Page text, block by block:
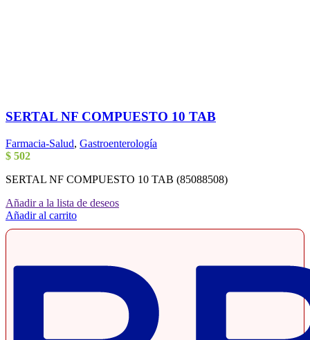
SERTAL NF COMPUESTO 10 TAB
Farmacia-Salud, Gastroenterología
$ 502
SERTAL NF COMPUESTO 10 TAB (85088508)
Añadir a la lista de deseos
Añadir al carrito